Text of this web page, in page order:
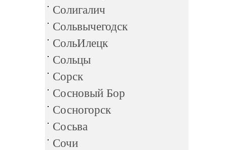
Солигалич
Сольвычегодск
СольИлецк
Сольцы
Сорск
Сосновый Бор
Сосногорск
Сосьва
Сочи